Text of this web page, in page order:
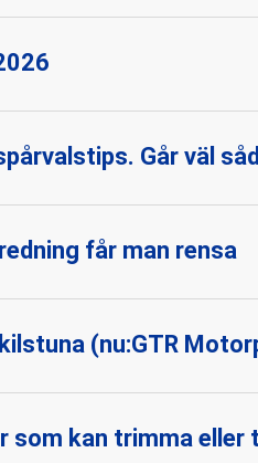
Går väl
får man rensa
(nu:GTR
som kan trimma eller